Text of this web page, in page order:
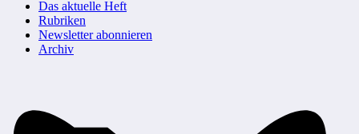
Das aktuelle Heft
Rubriken
Newsletter abonnieren
Archiv